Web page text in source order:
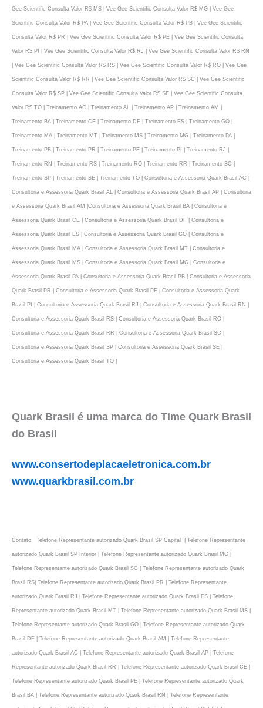
Gee Scientific Consulta Valor R$ MS | Vee Gee Scientific Consulta Valor R$ MG | Vee Gee
Scientific Consulta Valor R$ PA | Vee Gee Scientific Consulta Valor R$ PB | Vee Gee Scientific
Consulta Valor R$ PR | Vee Gee Scientific Consulta Valor R$ PE | Vee Gee Scientific Consulta
Valor R$ PI | Vee Gee Scientific Consulta Valor R$ RJ | Vee Gee Scientific Consulta Valor R$ RN
| Vee Gee Scientific Consulta Valor R$ RS | Vee Gee Scientific Consulta Valor R$ RO | Vee Gee
Scientific Consulta Valor R$ RR | Vee Gee Scientific Consulta Valor R$ SC | Vee Gee Scientific
Consulta Valor R$ SP | Vee Gee Scientific Consulta Valor R$ SE | Vee Gee Scientific Consulta
Valor R$ TO | Treinamento AC | Treinamento AL | Treinamento AP | Treinamento AM |
Treinamento BA | Treinamento CE | Treinamento DF | Treinamento ES | Treinamento GO |
Treinamento MA | Treinamento MT | Treinamento MS | Treinamento MG | Treinamento PA |
Treinamento PB | Treinamento PR | Treinamento PE | Treinamento PI | Treinamento RJ |
Treinamento RN | Treinamento RS | Treinamento RO | Treinamento RR | Treinamento SC |
Treinamento SP | Treinamento SE | Treinamento TO | Consultoria e Assessoria Quark Brasil AC |
Consultoria e Assessoria Quark Brasil AL | Consultoria e Assessoria Quark Brasil AP | Consultoria
e Assessoria Quark Brasil AM |Consultoria e Assessoria Quark Brasil BA | Consultoria e
Assessoria Quark Brasil CE | Consultoria e Assessoria Quark Brasil DF | Consultoria e
Assessoria Quark Brasil ES | Consultoria e Assessoria Quark Brasil GO | Consultoria e
Assessoria Quark Brasil MA | Consultoria e Assessoria Quark Brasil MT | Consultoria e
Assessoria Quark Brasil MS | Consultoria e Assessoria Quark Brasil MG | Consultoria e
Assessoria Quark Brasil PA | Consultoria e Assessoria Quark Brasil PB | Consultoria e Assessoria
Quark Brasil PR | Consultoria e Assessoria Quark Brasil PE | Consultoria e Assessoria Quark
Brasil PI | Consultoria e Assessoria Quark Brasil RJ | Consultoria e Assessoria Quark Brasil RN |
Consultoria e Assessoria Quark Brasil RS | Consultoria e Assessoria Quark Brasil RO |
Consultoria e Assessoria Quark Brasil RR | Consultoria e Assessoria Quark Brasil SC |
Consultoria e Assessoria Quark Brasil SP | Consultoria e Assessoria Quark Brasil SE |
Consultoria e Assessoria Quark Brasil TO |
Quark Brasil é uma marca do Time Quark Brasil
do Brasil
www.consertodeplacaeletronica.com.br
www.quarkbrasil.com.br
Contato: Telefone Representante autorizado Quark Brasil SP Capital | Telefone Representante
autorizado Quark Brasil SP Interior | Telefone Representante autorizado Quark Brasil MG |
Telefone Representante autorizado Quark Brasil SC | Telefone Representante autorizado Quark
Brasil RS| Telefone Representante autorizado Quark Brasil PR | Telefone Representante
autorizado Quark Brasil RJ | Telefone Representante autorizado Quark Brasil ES | Telefone
Representante autorizado Quark Brasil MT | Telefone Representante autorizado Quark Brasil MS |
Telefone Representante autorizado Quark Brasil GO | Telefone Representante autorizado Quark
Brasil DF | Telefone Representante autorizado Quark Brasil AM | Telefone Representante
autorizado Quark Brasil AC | Telefone Representante autorizado Quark Brasil AP | Telefone
Representante autorizado Quark Brasil RR | Telefone Representante autorizado Quark Brasil CE |
Telefone Representante autorizado Quark Brasil PE | Telefone Representante autorizado Quark
Brasil BA | Telefone Representante autorizado Quark Brasil RN | Telefone Representante